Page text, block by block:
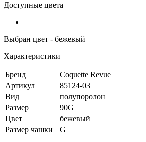
Доступные цвета
Выбран цвет - бежевый
Характеристики
Бренд
Coquette Revue
Артикул
85124-03
Вид
полупоролон
Размер
90G
Цвет
бежевый
Размер чашки
G